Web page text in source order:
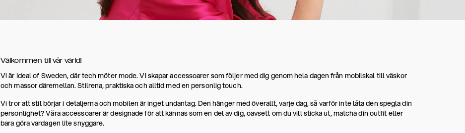
Välkommen till vår värld!
Vi är Ideal of Sweden, där tech möter mode. Vi skapar accessoarer som följer med dig genom hela dagen från mobilskal till väskor
och massor däremellan. Stilrena, praktiska och alltid med en personlig touch.
Vi tror att stil börjar i detaljerna och mobilen är inget undantag. Den hänger med överallt, varje dag, så varför inte låta den spegla din
personlighet? Våra accessoarer är designade för att kännas som en del av dig, oavsett om du vill sticka ut, matcha din outfit eller
bara göra vardagen lite snyggare.